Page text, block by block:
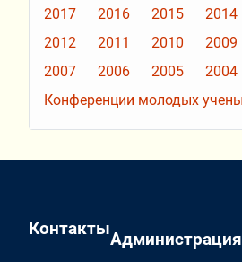
2017
2016 2015 2014
2012
2011 2010 2009
2007
2006 2005 2004
Конференции молодых
Контакты